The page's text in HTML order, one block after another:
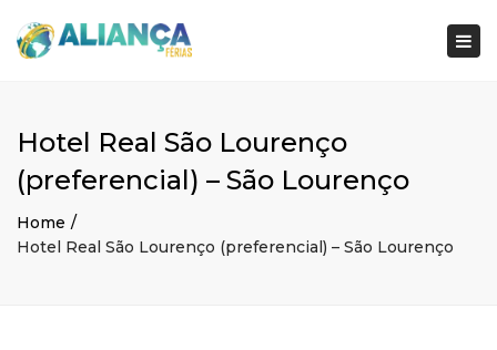
Hotel Real São Lourenço
(preferencial) – São Lourenço
Home
Hotel Real São Lourenço (preferencial) – São Lourenço